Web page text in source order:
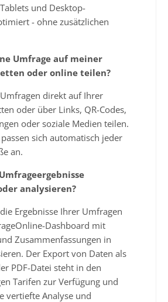
und Desktop-
- ohne zusätzlichen
Umfrage auf meiner
oder online teilen?
Umfragen direkt auf Ihrer
oder über Links, QR-Codes,
oder soziale Medien teilen.
sich automatisch jeder
an.
analysieren?
Ergebnisse Ihrer Umfragen
Dashboard mit
Zusammenfassungen in
Der Export von Daten als
PDF-Datei steht in den
Tarifen zur Verfügung und
vertiefte Analyse und